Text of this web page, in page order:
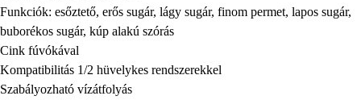
Funkciók: esőztető, erős sugár, lágy sugár, finom permet, lapos sugár,
buborékos sugár, kúp alakú szórás
Cink fúvókával
Kompatibilitás 1/2 hüvelykes rendszerekkel
Szabályozható vízátfolyás